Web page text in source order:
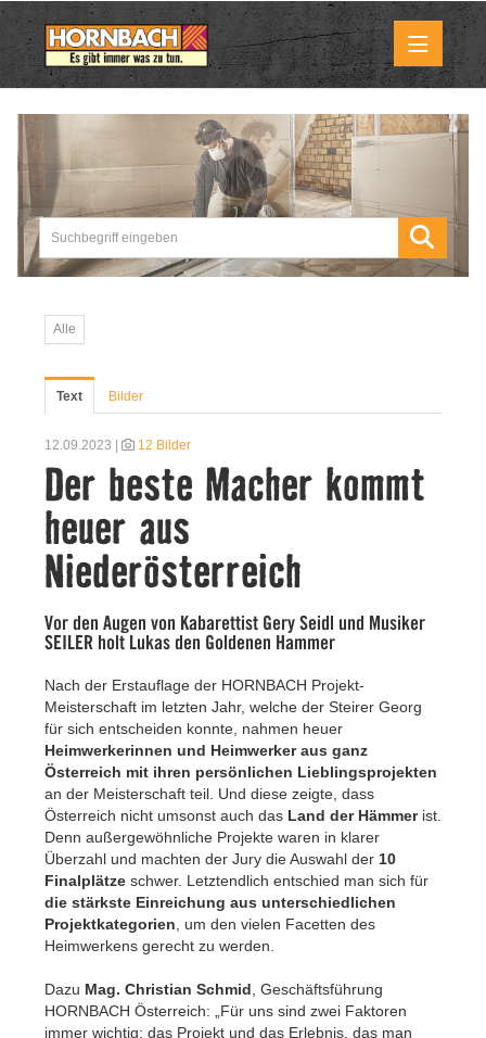
Medienmitteilungen
Pressemitteilungen
Downloads
Marktbilder
Kontakt
Alle
Text Bilder
12.09.2023 | 12 Bilder
Der beste Macher kommt
heuer aus
Niederösterreich
Vor den Augen von Kabarettist Gery Seidl und Musiker
SEILER holt Lukas den Goldenen Hammer
Nach der Erstauflage der HORNBACH Projekt-
Meisterschaft im letzten Jahr, welche der Steirer Georg
für sich entscheiden konnte, nahmen heuer
Heimwerkerinnen und Heimwerker aus ganz
Österreich mit ihren persönlichen Lieblingsprojekten
an der Meisterschaft teil. Und diese zeigte, dass
Österreich nicht umsonst auch das Land der Hämmerist.
Denn außergewöhnliche Projekte waren in klarer
Überzahl und machten der Jury die Auswahl der 10
Finalplätze schwer. Letztendlich entschied man sich für
die stärkste Einreichung aus unterschiedlichen
Projektkategorien , um den vielen Facetten des
Heimwerkens gerecht zu werden.
Dazu Mag. Christian Schmid , Geschäftsführung
HORNBACH Österreich: „Für uns sind zwei Faktoren
immer wichtig: das Projekt und das Erlebnis, das man